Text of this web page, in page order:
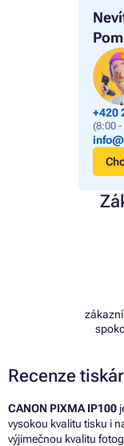
+420
(8:00
Recenze
CANON PIXMA IP100
vysokou kvalitu tisku i
výjimečnou kvalitu